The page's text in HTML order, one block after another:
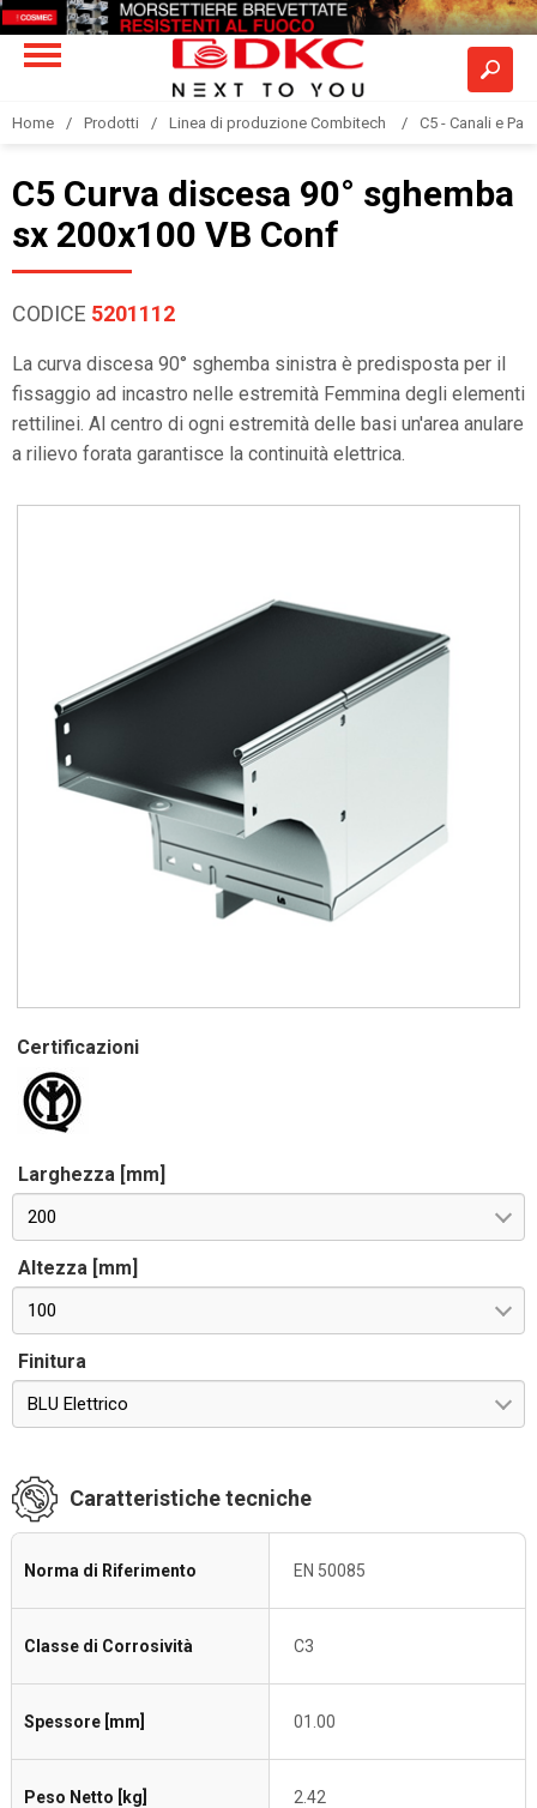
Home Prodotti Linea di produzione Combitech C5 - Canali e
C5 Curva discesa 90° sghemba
sx 200x100 VB Conf
CODICE 5201112
La curva discesa 90° sghemba sinistra è predisposta per il
fissaggio ad incastro nelle estremità Femmina degli elementi
rettilinei. Al centro di ogni estremità delle basi un'area anulare
a rilievo forata garantisce la continuità elettrica.
Certificazioni
Larghezza [mm]
200
Altezza [mm]
100
Finitura
BLU Elettrico
Caratteristiche tecniche
Norma di Riferimento EN 50085
Classe di Corrosività C3
Spessore [mm] 01.00
Peso Netto [kg] 2.42